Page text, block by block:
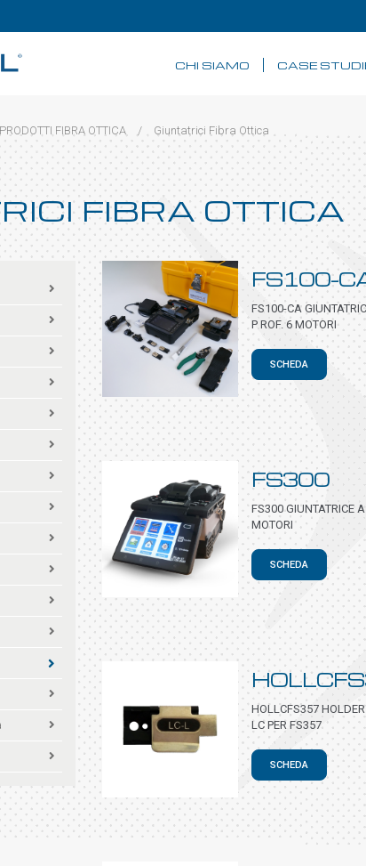
CHI SIAMO CASE
PRODOTTI FIBRA OTTICA / Giuntatrici Fibra Ottica
FIBRA OTTICA
FS100-
FS100-CA
P ROF. 6 MOTORI
SCHEDA
FS300
FS300 GIUNTATRICE
MOTORI
SCHEDA
HOLLCFS357
LC PER FS357
SCHEDA